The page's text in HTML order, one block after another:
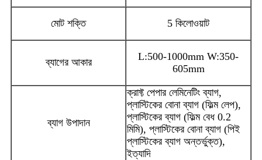
মোট শক্তি 5 কিলোওয়াট
ব্যাগের আকার
L:500-1000mm W:350-
605mm
ব্যাগ উপাদান
ক্রাফ্ট পেপার লেমিনেটিং ব্যাগ,
প্লাস্টিকের বোনা ব্যাগ (ফিল্ম লেপ),
প্লাস্টিকের ব্যাগ (ফিল্ম বেধ 0.2
মিমি), প্লাস্টিকের বোনা ব্যাগ (পিই
প্লাস্টিকের ব্যাগ অন্তর্ভুক্ত),
ইত্যাদি